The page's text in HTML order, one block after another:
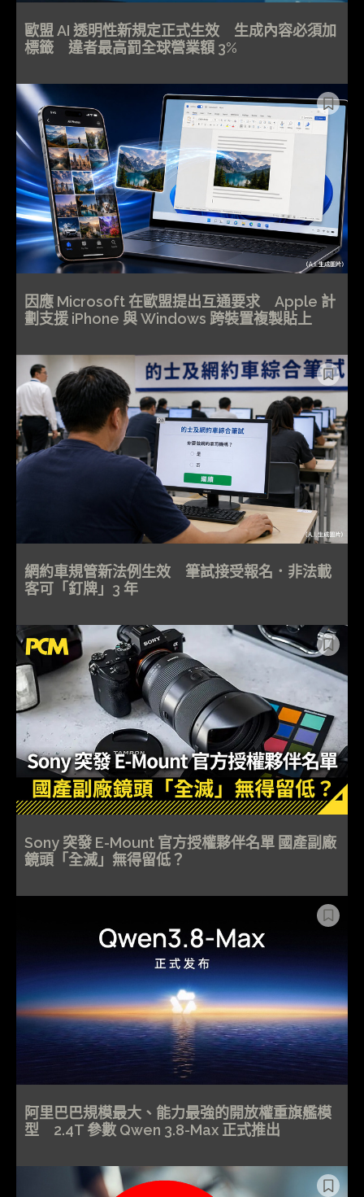
歐盟 AI 透明性新規定正式生效 生成內容必須加
標籤 違者最高罰全球營業額 3%
因應 Microsoft 在歐盟提出互通要求 Apple 計
劃支援 iPhone 與 Windows 跨裝置複製貼上
網約車規管新法例生效 筆試接受報名．非法載
客可「釘牌」3 年
Sony 突發 E-Mount 官方授權夥伴名單 國產副廠
鏡頭「全滅」無得留低？
阿里巴巴規模最大、能力最強的開放權重旗艦模
型 2.4T 參數 Qwen 3.8-Max 正式推出